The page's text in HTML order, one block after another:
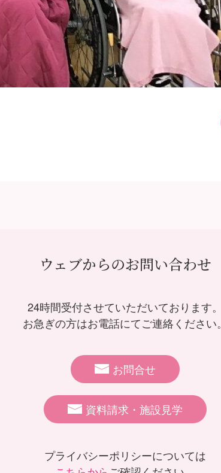
ウェブからのお問い合わせ
24時間受付させていただいております。
お急ぎの方はお電話にてご連絡ください。
お問合せ
資料請求・施設見学
プライバシーポリシーについては